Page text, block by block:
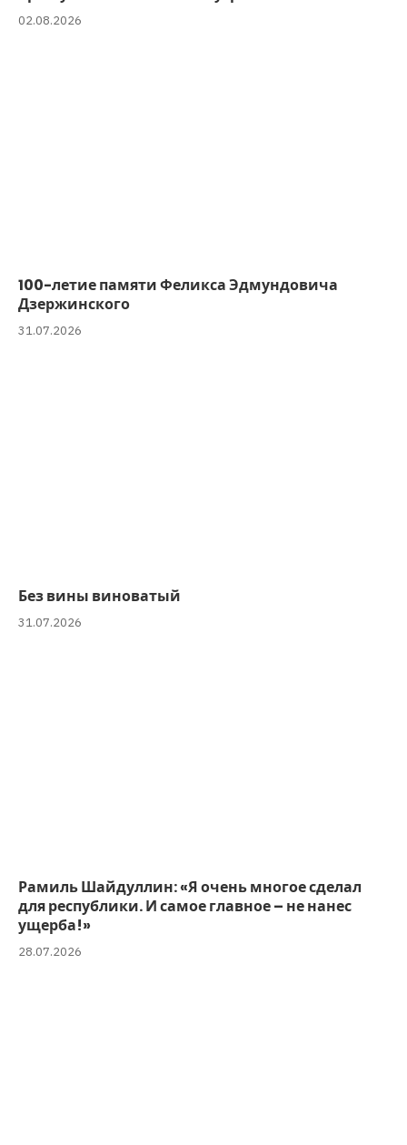
02.08.2026
100-летие памяти Феликса Эдмундовича
Дзержинского
31.07.2026
Без вины виноватый
31.07.2026
Рамиль Шайдуллин: «Я очень многое сделал
для республики. И самое главное – не нанес
ущерба!»
28.07.2026